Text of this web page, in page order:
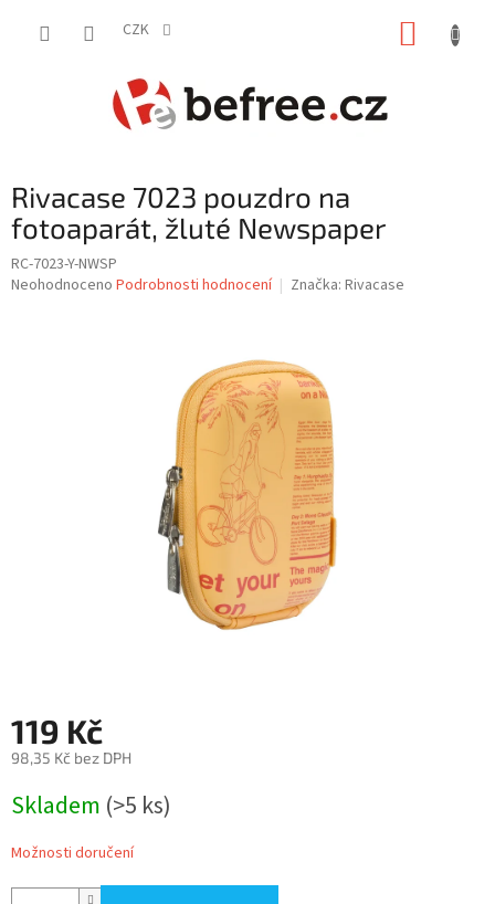
CZK
Rivacase 7023 pouzdro na
fotoaparát, žluté Newspaper
RC-7023-Y-NWSP
Průměrné
Neohodnoceno Podrobnosti hodnocení Značka: Rivacase
119 Kč
98,35 Kč bez DPH
cena:
Skladem (>5 ks)
Možnosti doručení